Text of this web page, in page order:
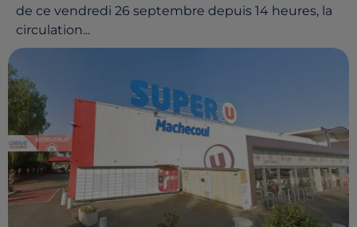
de ce vendredi 26 septembre depuis 14 heures, la
circulation...